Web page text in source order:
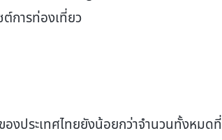
การท่องเที่ยว
งประเทศไทยยังน้อยกว่าจำนวนทั้งหมดที่